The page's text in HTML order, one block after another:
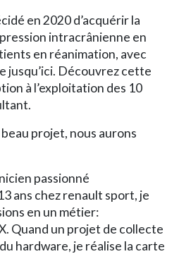
en 2020 d’acquérir la
intracrânienne en
en réanimation, avec
jusqu’ici. Découvrez cette
à l’exploitation des 10
projet, nous aurons
passionné
ans chez renault sport, je
en un métier:
Quand un projet de collecte
hardware, je réalise la carte